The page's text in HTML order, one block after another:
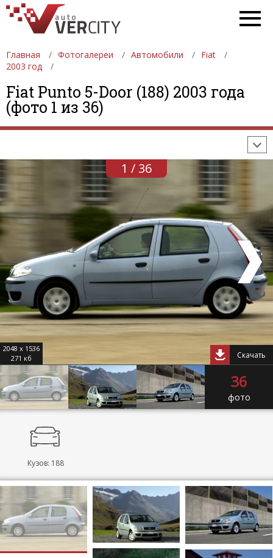
Главная Фотогалереи Автомобили
Fiat
2003 год
Fiat Punto 5-Door (188) 2003 года
(фото 1 из 36)
ФОТОГАЛЕРЕИ АВТОМОБИЛИ
ДЕВУШКИ
АВТОСАЛОНЫ
ФОРМУЛА-1
1 / 36
2048 x 1536
271 кб
Скачать
36
фото
Кузов: 188